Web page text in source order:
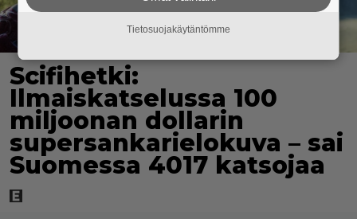
Scifihetki:
Ilmaiskatselussa 100
miljoonan dollarin
supersankarielokuva – sai
Suomessa 4017 katsojaa
Tietosuojakäytäntömme